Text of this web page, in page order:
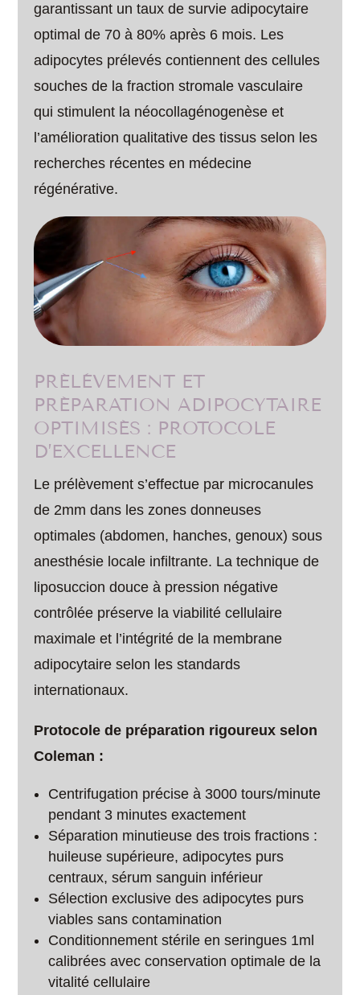
garantissant un taux de survie adipocytaire
optimal de 70 à 80% après 6 mois. Les
adipocytes prélevés contiennent des cellules
souches de la fraction stromale vasculaire
qui stimulent la néocollagénogenèse et
l’amélioration qualitative des tissus selon les
recherches récentes en médecine
régénérative.
PRÉLÈVEMENT ET
PRÉPARATION ADIPOCYTAIRE
OPTIMISÉS : PROTOCOLE
D’EXCELLENCE
Le prélèvement s’effectue par microcanules
de 2mm dans les zones donneuses
optimales (abdomen, hanches, genoux) sous
anesthésie locale infiltrante. La technique de
liposuccion douce à pression négative
contrôlée préserve la viabilité cellulaire
maximale et l’intégrité de la membrane
adipocytaire selon les standards
internationaux.
Protocole de préparation rigoureux selon
Coleman :
Centrifugation précise à 3000 tours/minute
pendant 3 minutes exactement
Séparation minutieuse des trois fractions :
huileuse supérieure, adipocytes purs
centraux, sérum sanguin inférieur
Sélection exclusive des adipocytes purs
viables sans contamination
Conditionnement stérile en seringues 1ml
calibrées avec conservation optimale de la
vitalité cellulaire